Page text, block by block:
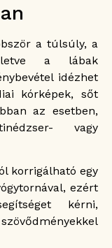
a túlsúly, a
a lábak
idézhet
kórképek, sőt
az esetben,
vagy
korrigálható egy
ezért
kérni,